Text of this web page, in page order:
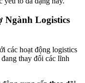
Logistics
các hoạt động logistics
thay đổi các lĩnh